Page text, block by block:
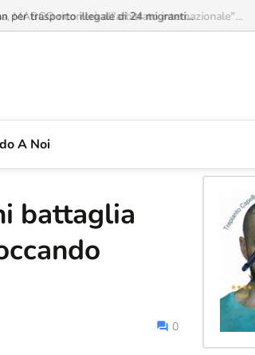
MABCO ricorrerà all'arbitrato internazionale"...
A Noi
battaglia
0